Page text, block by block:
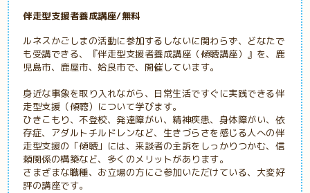
伴走型支援者養成講座/無料
ルネスかごしまの活動に参加するしないに関わらず、どなたで
も受講できる、『伴走型支援者養成講座（傾聴講座）』を、鹿
児島市、鹿屋市、姶良市で、開催しています。
身近な事象を取り入れながら、日常生活ですぐに実践できる伴
走型支援（傾聴）について学びます。
ひきこもり、不登校、発達障がい、精神疾患、身体障がい、依
存症、アダルトチルドレンなど、生きづらさを感じる人への伴
走型支援の「傾聴」には、来談者の主訴をしっかりつかむ、信
頼関係の構築など、多くのメリットがあります。
さまざまな職種、お立場の方にご参加いただけている、大変好
評の講座です。